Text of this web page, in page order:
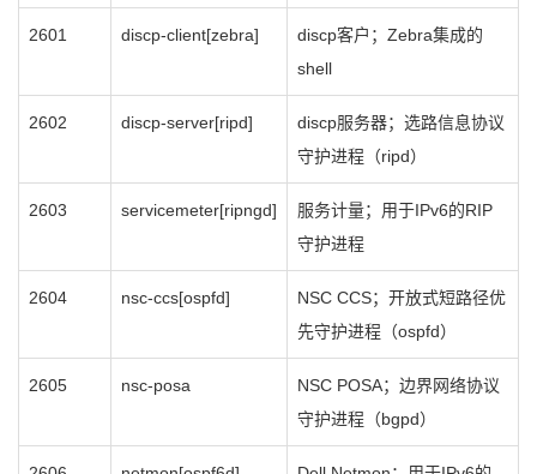
2601 discp-client[zebra]
discp客户；Zebra集成的
shell
2602 discp-server[ripd]
discp服务器；选路信息协议
守护进程（ripd）
2603 servicemeter[ripngd]
服务计量；用于IPv6的RIP
守护进程
2604 nsc-ccs[ospfd]
NSC CCS；开放式短路径优
先守护进程（ospfd）
2605 nsc-posa
NSC POSA；边界网络协议
守护进程（bgpd）